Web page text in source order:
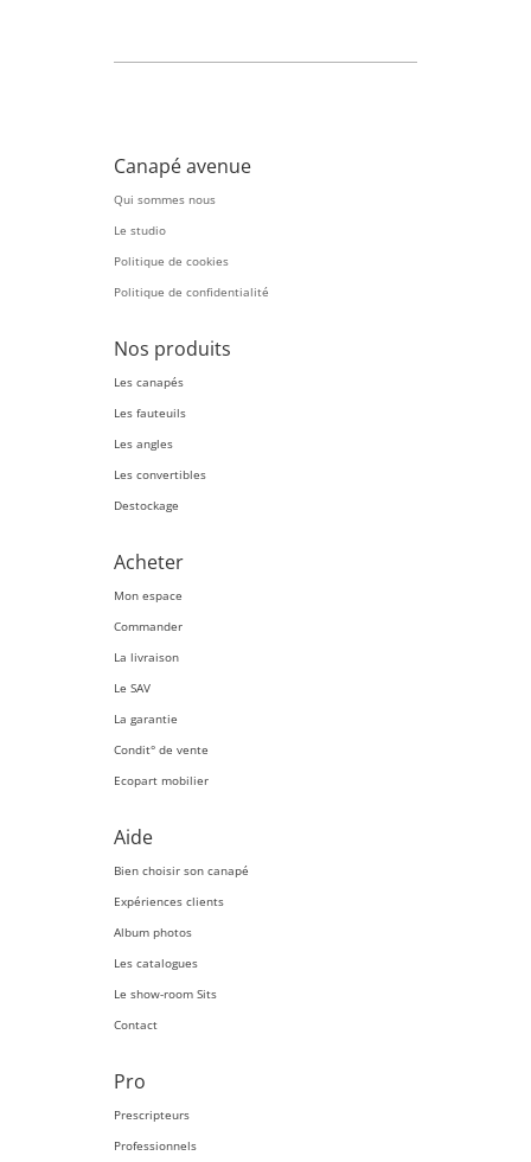
Canapé avenue
Qui sommes nous
Le studio
Politique de cookies
Politique de confidentialité
Nos produits
Les canapés
Les fauteuils
Les angles
Les convertibles
Destockage
Acheter
Mon espace
Commander
La livraison
Le SAV
La garantie
Condit° de vente
Ecopart mobilier
Aide
Bien choisir son canapé
Expériences clients
Album photos
Les catalogues
Le show-room Sits
Contact
Pro
Prescripteurs
Professionnels